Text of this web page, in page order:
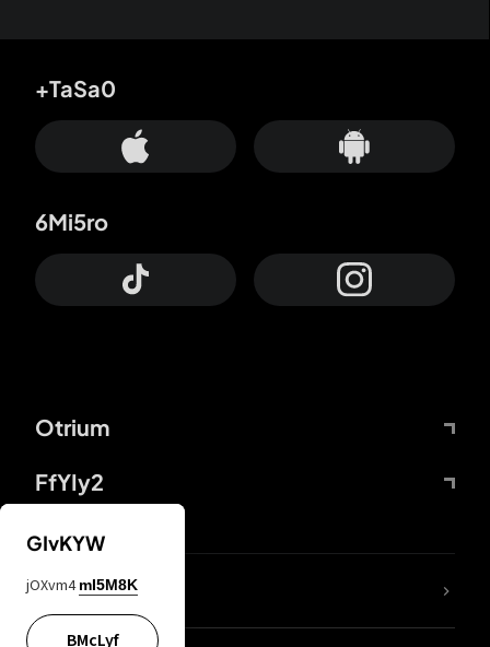
Otrium
FfYIy2
+TaSa0
6Mi5ro
DDcvSo
GIvKYW
jOXvm4 mI5M8K
BMcLyf